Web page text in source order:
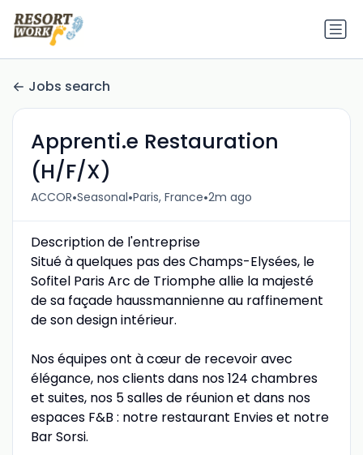
Jobs search
Apprenti.e Restauration
(H/F/X)
ACCOR•Seasonal•Paris, France•2m ago
Description de l'entreprise
Situé à quelques pas des Champs-Elysées, le
Sofitel Paris Arc de Triomphe allie la majesté
de sa façade haussmannienne au raffinement
de son design intérieur.
Nos équipes ont à cœur de recevoir avec
élégance, nos clients dans nos 124 chambres
et suites, nos 5 salles de réunion et dans nos
espaces F&B : notre restaurant Envies et notre
Bar Sorsi.